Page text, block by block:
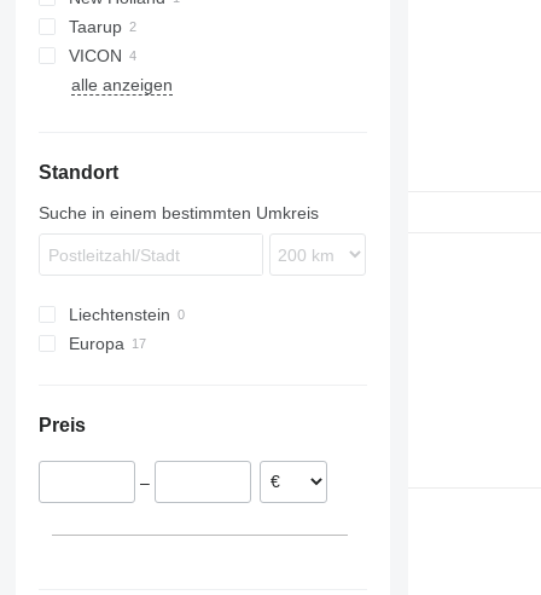
Taarup
VICON
Andex
alle anzeigen
Standort
Suche in einem bestimmten Umkreis
Liechtenstein
Europa
Preis
–